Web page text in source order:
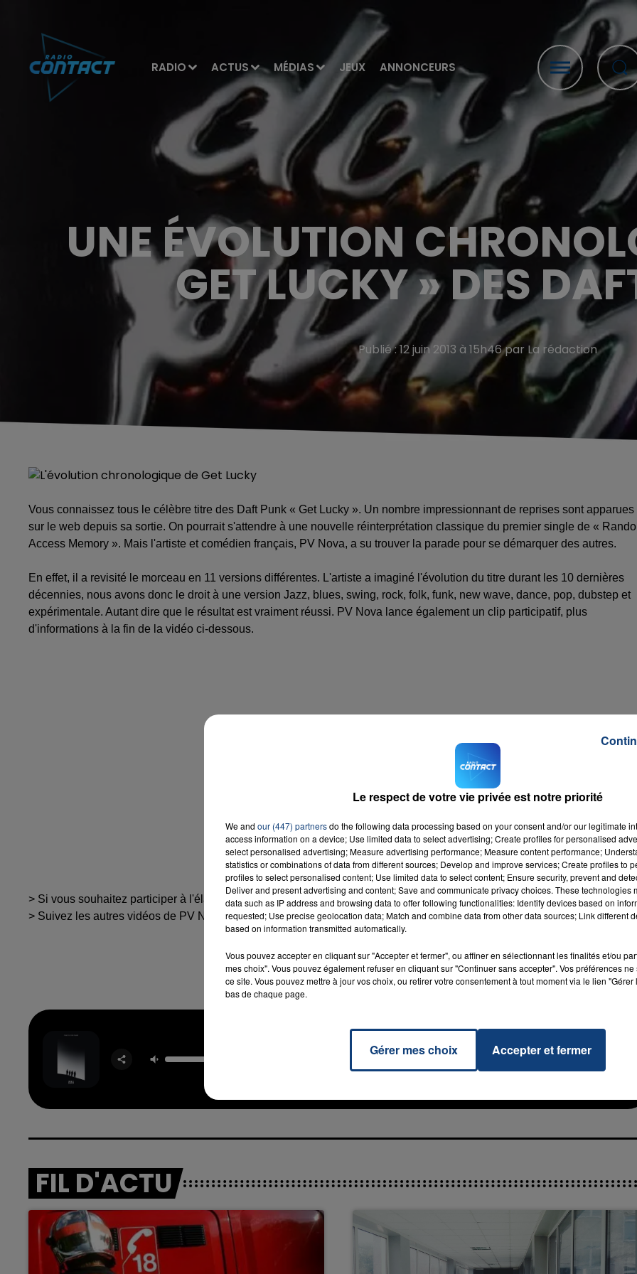
RADIO ACTUS MÉDIAS JEUX ANNONCEURS
UNE ÉVOLUTION
GET LUCKY » DES
Publié : 12 juin 2013 à 15h46 par La rédaction
Vous connaissez tous le célèbre titre des Daft Punk « Get Lucky ». Un nombre impressionnant de reprises sont apparues
sur le web depuis sa sortie. On pourrait s'attendre à une nouvelle réinterprétation classique du premier single de «
Access Memory ». Mais l'artiste et comédien français, PV Nova, a su trouver la parade pour se démarquer des autres.
En effet, il a revisité le morceau en 11 versions différentes. L'artiste a imaginé l'évolution du titre durant les 10 dernières
décennies, nous avons donc le droit à une version Jazz, blues, swing, rock, folk, funk, new wave, dance, pop, dubstep et
expérimentale. Autant dire que le résultat est vraiment réussi. PV Nova lance également un clip participatif, plus
d'informations à la fin de la vidéo ci-dessous.
> Si vous souhaitez participer à l'élaboration du clip ou tout simplement télécharger le MP3 de la vidéo, cliquezICI.
> Suivez les autres vidéos de PV Nova sur sa chaineYouTube.
RADIO CONTACT
FIL D'ACTU
7h00 - 11h00
La Team de l'été
Le respect de votre vie privée est notre priorité
We and our (447) partnersdo the following data processing based on your consent and/or our legitimate
access information on a device; Use limited data to select advertising; Create profiles for personalised
select personalised advertising; Measure advertising performance; Measure content performance;
statistics or combinations of data from different sources; Develop and improve services; Create profiles to
profiles to select personalised content; Use limited data to select content; Ensure security, prevent and
Deliver and present advertising and content; Save and communicate privacy choices. These technologies
data such as IP address and browsing data to offer following functionalities: Identify devices based on
requested; Use precise geolocation data; Match and combine data from other data sources; Link different
based on information transmitted automatically.
Vous pouvez accepter en cliquant sur "Accepter et fermer", ou affiner en sélectionnant les finalités et/ou
mes choix". Vous pouvez également refuser en cliquant sur "Continuer sans accepter". Vos préférences
ce site. Vous pouvez mettre à jour vos choix, ou retirer votre consentement à tout moment via le lien
bas de chaque page.
Gérer mes choix Accepter et fermer